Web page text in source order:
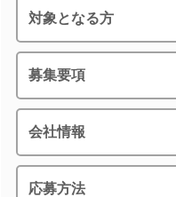
対象となる方
募集要項
会社情報
応募方法